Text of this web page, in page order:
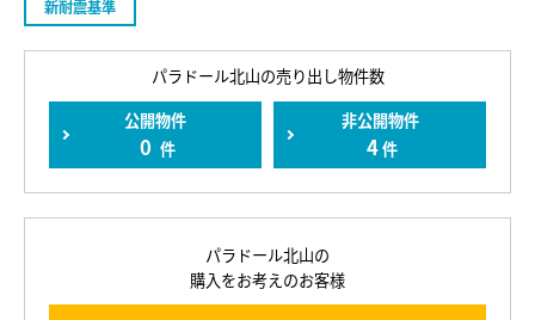
新耐震基準
パラドール北山の売り出し物件数
公開物件
0 件
非公開物件
4件
パラドール北山の
購入をお考えのお客様